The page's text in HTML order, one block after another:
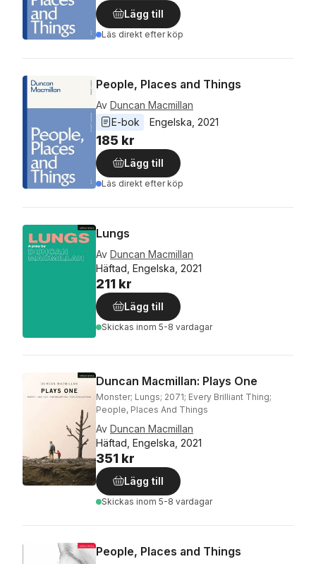
Lägg till
Läs direkt efter köp
People, Places and Things
Av Duncan Macmillan
E-bok
Engelska, 2021
185 kr
Lägg till
Läs direkt efter köp
Lungs
Av Duncan Macmillan
Häftad, Engelska, 2021
211 kr
Lägg till
Skickas inom 5-8 vardagar
Duncan Macmillan: Plays One
Monster; Lungs; 2071; Every Brilliant Thing;
People, Places And Things
Av Duncan Macmillan
Häftad, Engelska, 2021
351 kr
Lägg till
Skickas inom 5-8 vardagar
People, Places and Things